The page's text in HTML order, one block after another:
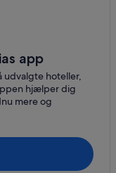
app
udvalgte hoteller,
hjælper dig
mere og